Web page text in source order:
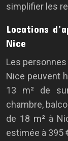
simplifier les
Locations
Nice
Les
Nice peuvent
13 m² de
chambre,
de 18 m² à
estimée à 395